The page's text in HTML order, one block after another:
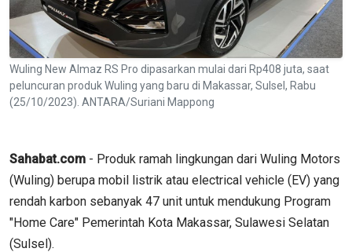
Wuling New Almaz RS Pro dipasarkan mulai dari Rp408 juta, saat
peluncuran produk Wuling yang baru di Makassar, Sulsel, Rabu
(25/10/2023). ANTARA/Suriani Mappong
Sahabat.com - Produk ramah lingkungan dari Wuling Motors
(Wuling) berupa mobil listrik atau electrical vehicle (EV) yang
rendah karbon sebanyak 47 unit untuk mendukung Program
"Home Care" Pemerintah Kota Makassar, Sulawesi Selatan
(Sulsel).